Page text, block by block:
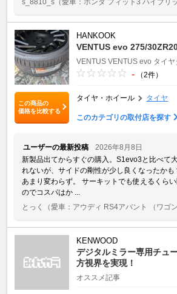
この商品の
価格を比較する
HANKOOK
VENTUS evo 275/
VENTUS VENTUS evo タイ
- （2件）
タイヤ・ホイール タイヤ
このカテゴリの取付店を探す
ユーザーの最新投稿
2026年8月8日
新製品出てからすぐの購入。S1evo3と比べて
れないが、サイドの剛性が少し良くなったかも
あまり変わらず。 サーキットでも使えるくら
のでコスパはか ...
とっく
（愛車：アウディ RS4アバント （ワゴン
KENWOOD
デジタルミラー専用チュ
方視界を実現！
オススメ記事